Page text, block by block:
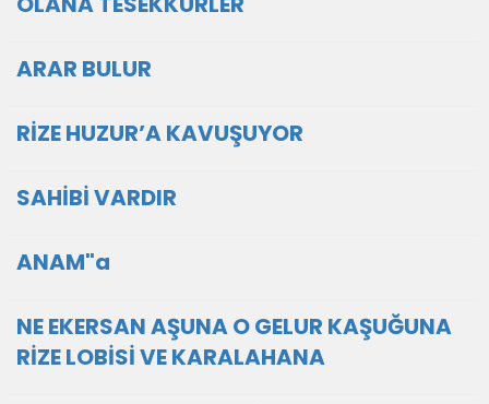
ARAR BULUR
RİZE HUZUR’A KAVUŞUYOR
SAHİBİ VARDIR
ANAM"a
NE EKERSAN AŞUNA O GELUR KAŞUĞUNA
RİZE LOBİSİ VE KARALAHANA